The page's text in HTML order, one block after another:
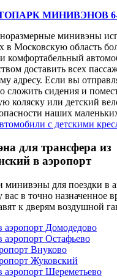
МИНИВЭНОВ 6-
минивэны
в Московскую область
комфортабельный
доставить всех
адресу. Если вы
сложить сидения и
коляску или детский
наших
с детскими
для трансфера из
в аэропорт
для поездки в
вас в точно назначенное
к дверям воздушной
Домодедово
Остафьево
Внуково
Жуковский
Шереметьево